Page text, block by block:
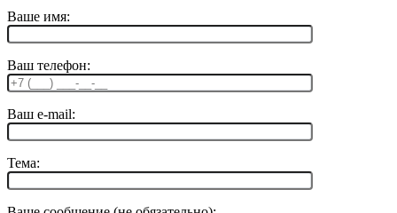
Ваше имя:
Ваш телефон:
Ваш e-mail:
Тема: